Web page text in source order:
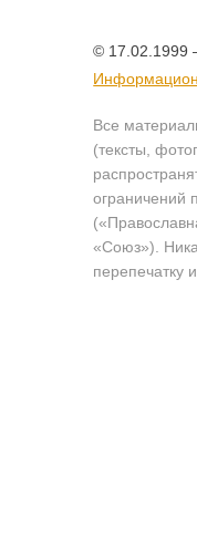
© 17.02.1999
Все
(тексты,
ограничений
«Союз»).
перепечатку